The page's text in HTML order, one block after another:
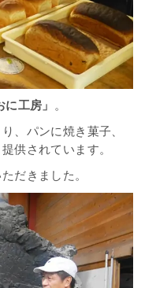
に工房」 。
、パンに焼き菓子、
供されています。
だきました。